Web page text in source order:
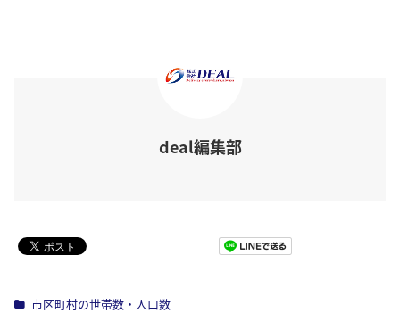
deal編集部
市区町村の世帯数・人口数